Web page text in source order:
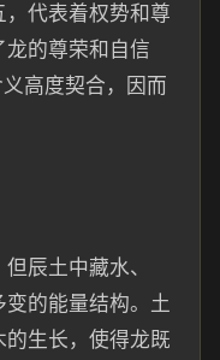
代表着权势和尊
的尊荣和自信
高度契合，因而
辰土中藏水、
的能量结构。土
生长，使得龙既